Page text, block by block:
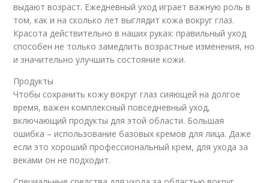
выдают возраст. Ежедневный уход играет важную роль в
том, как и на сколько лет выглядит кожа вокруг глаз.
Красота действительно в наших руках: правильный уход
способен не только замедлить возрастные изменения, но
и значительно улучшить состояние кожи.
Продукты
Чтобы сохранить кожу вокруг глаз сияющей на долгое
время, важен комплексный повседневный уход,
включающий продукты для этой области. Большая
ошибка – использование базовых кремов для лица. Даже
если это хороший профессиональный крем, для ухода за
веками он не подходит.